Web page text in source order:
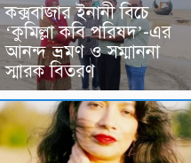
কক্সবাজার ইনানী বিচে
‘কুমিল্লা কবি পরিষদ’-এর
আনন্দ ভ্রমণ ও সম্মাননা
স্মারক বিতরণ